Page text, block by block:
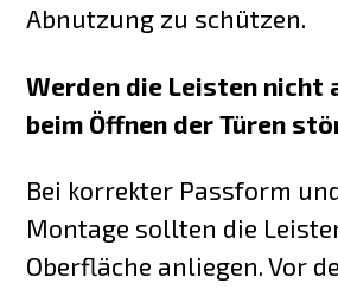
Abnutzung zu schützen.
Werden die Leisten nicht
beim Öffnen der Türen
Bei korrekter Passform
Montage sollten die
Oberfläche anliegen. Vor